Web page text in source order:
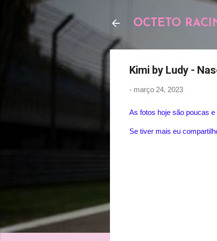
OCTETO
Kimi by Ludy -
- março 24, 2023
As fotos hoje são poucas
Se tiver mais eu